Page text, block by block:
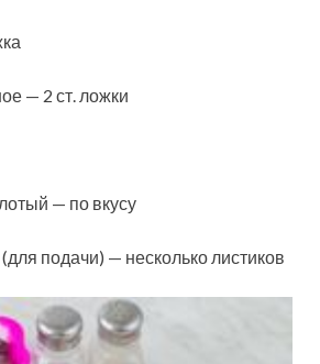
— 2 ст. ложки
— по вкусу
подачи) — несколько листиков